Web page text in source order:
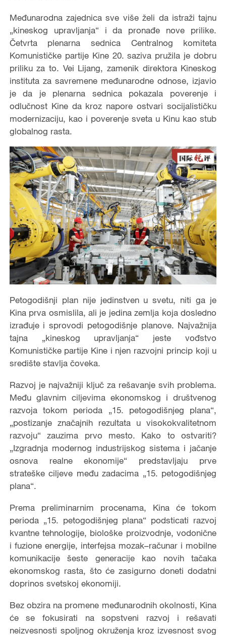
Međunarodna zajednica sve više želi da istraži tajnu
„kineskog upravljanja“ i da pronađe nove prilike.
Četvrta plenarna sednica Centralnog komiteta
Komunističke partije Kine 20. saziva pružila je dobru
priliku za to. Vei Lijang, zamenik direktora Kineskog
instituta za savremene međunarodne odnose, izjavio
je da je plenarna sednica pokazala poverenje i
odlučnost Kine da kroz napore ostvari socijalističku
modernizaciju, kao i poverenje sveta u Kinu kao stub
globalnog rasta.
Petogodišnji plan nije jedinstven u svetu, niti ga je
Kina prva osmislila, ali je jedina zemlja koja dosledno
izrađuje i sprovodi petogodišnje planove. Najvažnija
tajna „kineskog upravljanja“ jeste vođstvo
Komunističke partije Kine i njen razvojni princip koji u
središte stavlja čoveka.
Razvoj je najvažniji ključ za rešavanje svih problema.
Među glavnim ciljevima ekonomskog i društvenog
razvoja tokom perioda „15. petogodišnjeg plana“,
„postizanje značajnih rezultata u visokokvalitetnom
razvoju“ zauzima prvo mesto. Kako to ostvariti?
„Izgradnja modernog industrijskog sistema i jačanje
osnova realne ekonomije“ predstavljaju prve
strateške ciljeve među zadacima „15. petogodišnjeg
plana“.
Prema preliminarnim procenama, Kina će tokom
perioda „15. petogodišnjeg plana“ podsticati razvoj
kvantne tehnologije, biološke proizvodnje, vodonične
i fuzione energije, interfejsa mozak–računar i mobilne
komunikacije šeste generacije kao novih tačaka
ekonomskog rasta, što će zasigurno doneti dodatni
doprinos svetskoj ekonomiji.
Bez obzira na promene međunarodnih okolnosti, Kina
će se fokusirati na sopstveni razvoj i rešavati
neizvesnosti spoljnog okruženja kroz izvesnost svog